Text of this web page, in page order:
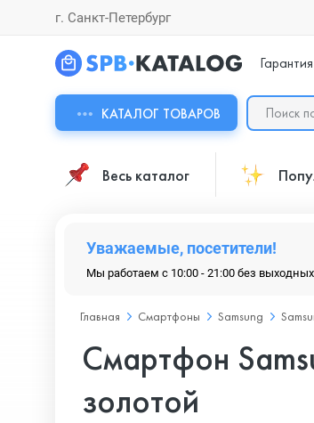
г. Санкт-Петербург
Гарантия
КАТАЛОГ ТОВАРОВ
Весь каталог
Уважаемые, посетители!
Мы работаем с 10:00 - 21:00 без
Главная Смартфоны Samsung
Смартфон
золотой